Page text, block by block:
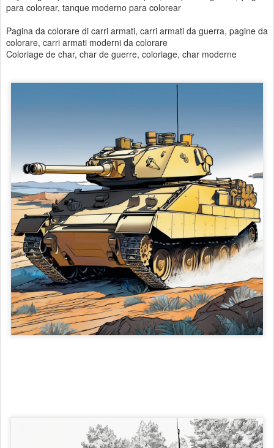
para colorear, tanque moderno para colorear
Pagina da colorare di carri armati, carri armati da guerra, pagine da
colorare, carri armati moderni da colorare
Coloriage de char, char de guerre, coloriage, char moderne